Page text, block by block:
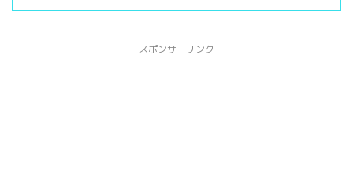
スポンサーリンク